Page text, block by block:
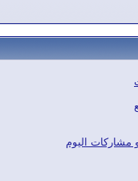
مشاركات اليوم